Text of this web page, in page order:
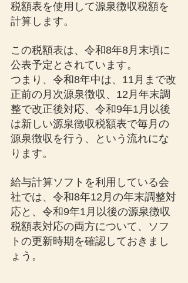
税額表を使用して源泉徴収税額を
計算します。
この税額表は、令和8年8月末頃に
公表予定とされています。
つまり、令和8年中は、11月まで改
正前の月次源泉徴収、12月年末調
整で改正後対応、令和9年1月以後
は新しい源泉徴収税額表で毎月の
源泉徴収を行う、という流れにな
ります。
給与計算ソフトを利用している会
社では、令和8年12月の年末調整対
応と、令和9年1月以後の源泉徴収
税額表対応の両方について、ソフ
トの更新時期を確認しておきまし
ょう。